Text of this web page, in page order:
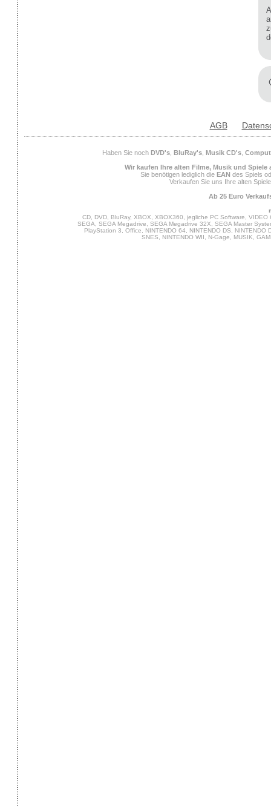
AGB
Haben Sie noch DVD's, BluRay's, Musik CD's,
Wir kaufen Ihre alten Filme, Musik und Spiele
Sie benötigen lediglich die EAN des Spiels
Verkaufen Sie uns Ihre alten
Ab 25 Euro
CD, DVD, BluRay, XBOX, XBOX360, jegliche PC Software,
SEGA, SEGA Megadrive, SEGA Megadrive 32X, SEGA Master
PlayStation 3, Office, NINTENDO 64, NINTENDO DS,
SNES, NINTENDO WII, N-Gage, MUSIK,